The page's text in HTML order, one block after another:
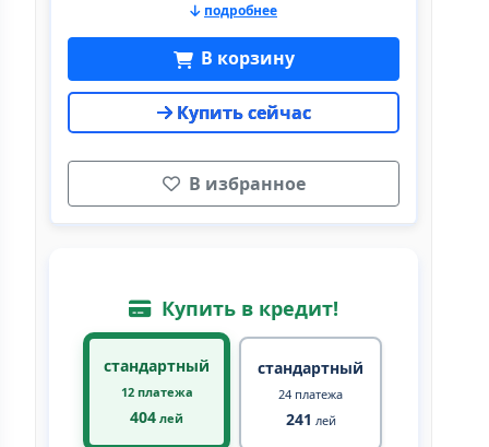
подробнее
В корзину
Купить сейчас
В избранное
Купить в кредит!
стандартный
12 платежа
404 лей
стандартный
24 платежа
241 лей